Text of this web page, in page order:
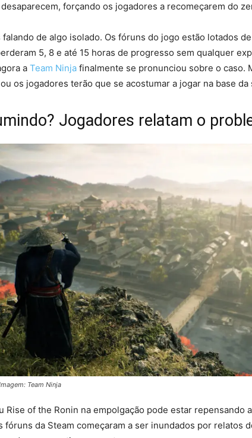
forçando os jogadores a recomeçarem do
falando de algo isolado. Os fóruns do jogo estão lotados
5, 8 e até 15 horas de progresso sem qualquer
a Team Ninja finalmente se pronunciou sobre o caso.
os jogadores terão que se acostumar a jogar na base da
Jogadores relatam o
Team Ninja
Rise of the Ronin na empolgação pode estar repensando
fóruns da Steam começaram a ser inundados por relatos